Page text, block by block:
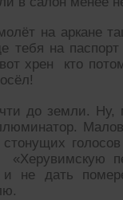
на аркане
тебя на
хрен кто
до земли.
не дать